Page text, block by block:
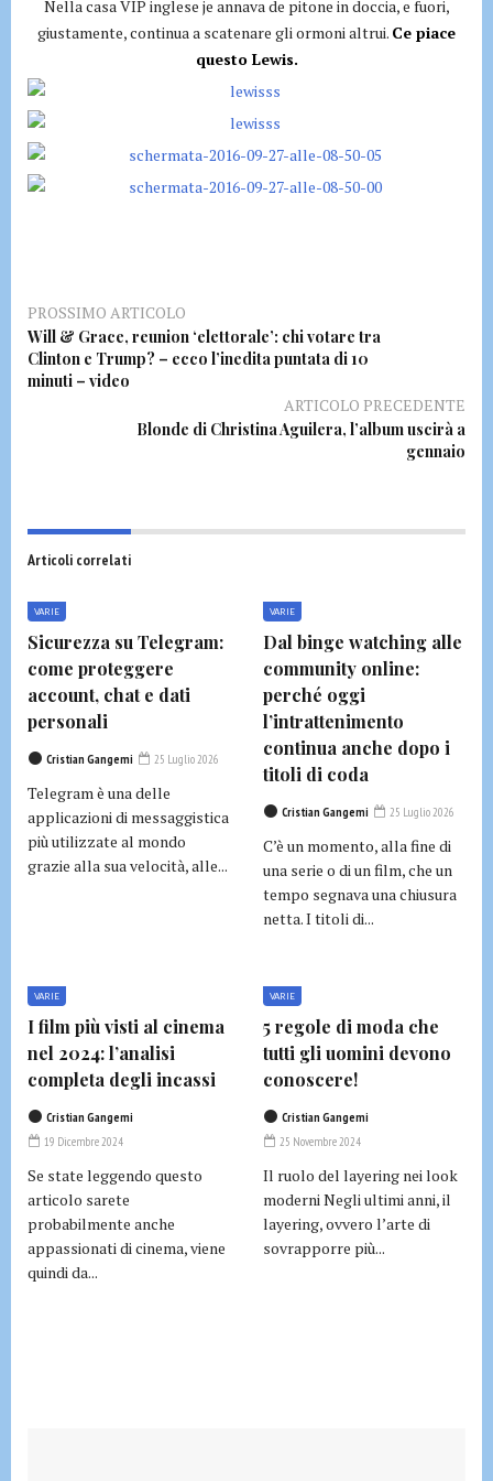
Nella casa VIP inglese je annava de pitone in doccia, e fuori,
giustamente, continua a scatenare gli ormoni altrui. Ce piace
questo Lewis.
PROSSIMO ARTICOLO
Will & Grace, reunion ‘elettorale’: chi votare tra
Clinton e Trump? – ecco l’inedita puntata di 10
minuti – video
ARTICOLO PRECEDENTE
Blonde di Christina Aguilera, l’album uscirà a
gennaio
Articoli correlati
VARIE
Sicurezza su Telegram:
come proteggere
account, chat e dati
personali
Cristian Gangemi 25 Luglio 2026
Telegram è una delle
applicazioni di messaggistica
più utilizzate al mondo
grazie alla sua velocità, alle...
VARIE
Dal binge watching alle
community online:
perché oggi
l’intrattenimento
continua anche dopo i
titoli di coda
Cristian Gangemi 25 Luglio 2026
C’è un momento, alla fine di
una serie o di un film, che un
tempo segnava una chiusura
netta. I titoli di...
VARIE
I film più visti al cinema
nel 2024: l’analisi
completa degli incassi
Cristian Gangemi
19 Dicembre 2024
Se state leggendo questo
articolo sarete
probabilmente anche
appassionati di cinema, viene
quindi da...
VARIE
5 regole di moda che
tutti gli uomini devono
conoscere!
Cristian Gangemi
25 Novembre 2024
Il ruolo del layering nei look
moderni Negli ultimi anni, il
layering, ovvero l’arte di
sovrapporre più...